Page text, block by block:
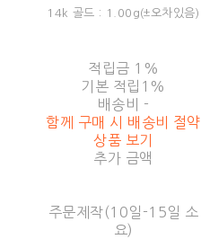
14k 골드 : 1.00g(±오차있음)
적립금 1%
기본 적립 1%
배송비 -
함께 구매 시 배송비 절약
상품 보기
추가 금액
주문제작(10일-15일 소
요)